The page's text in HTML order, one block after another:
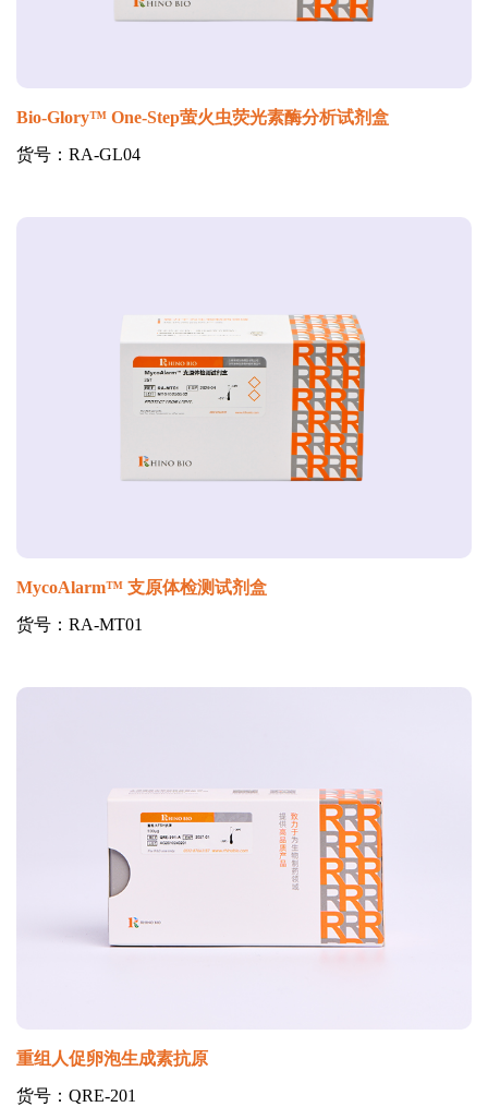
Bio-Glory™ One-Step萤火虫荧光素酶分析试剂盒
货号：RA-GL04
MycoAlarm™ 支原体检测试剂盒
货号：RA-MT01
重组人促卵泡生成素抗原
货号：QRE-201